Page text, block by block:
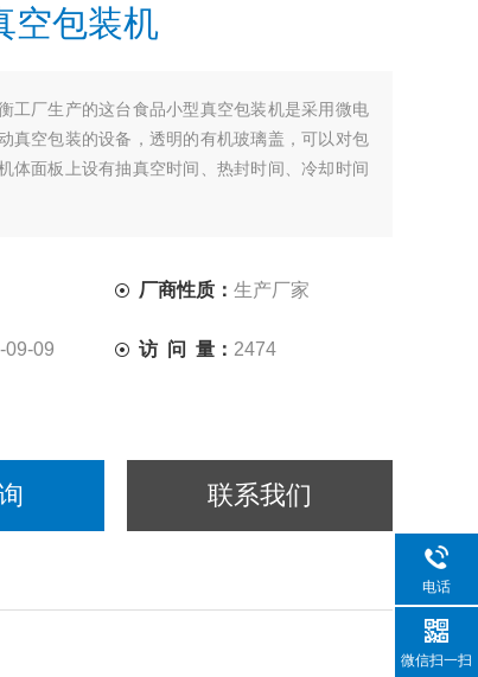
空包装机
衡工厂生产的这台食品小型真空包装机是采用微电
真空包装的设备，透明的有机玻璃盖，可以对包
体面板上设有抽真空时间、热封时间、冷却时间
厂商性质：生产厂家
09-09 访 问 量： 2474
联系我们
电话
微信扫一扫